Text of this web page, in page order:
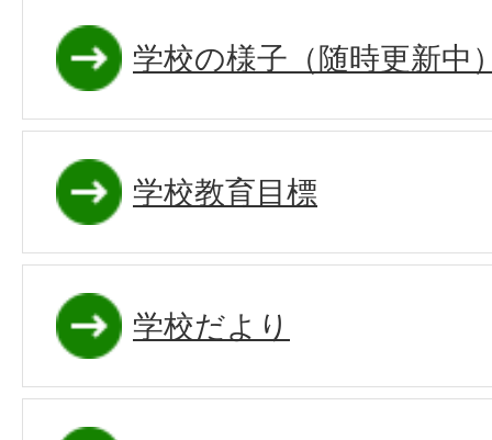
学校の様子（随時更新中
学校教育目標
学校だより